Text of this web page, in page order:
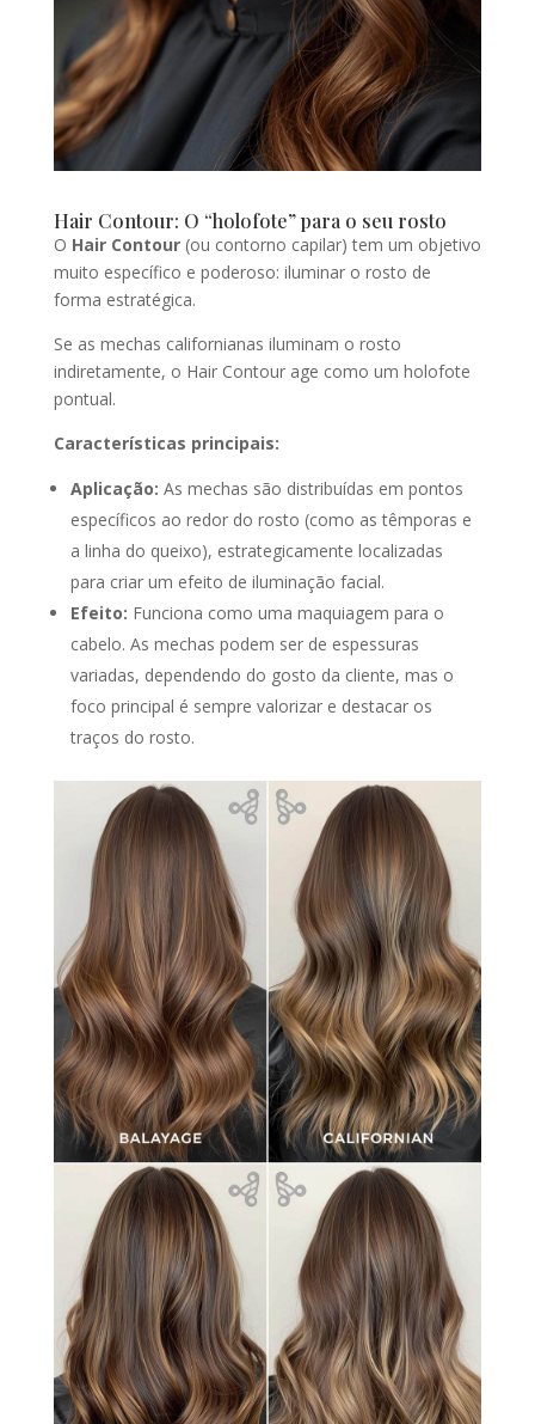
Hair Contour: O “holofote” para o seu rosto
O Hair Contour(ou contorno capilar) tem um objetivo
muito específico e poderoso: iluminar o rosto de
forma estratégica.
Se as mechas californianas iluminam o rosto
indiretamente, o Hair Contour age como um holofote
pontual.
Características principais:
Aplicação: As mechas são distribuídas em pontos
específicos ao redor do rosto (como as têmporas e
a linha do queixo), estrategicamente localizadas
para criar um efeito de iluminação facial.
Efeito: Funciona como uma maquiagem para o
cabelo. As mechas podem ser de espessuras
variadas, dependendo do gosto da cliente, mas o
foco principal é sempre valorizar e destacar os
traços do rosto.